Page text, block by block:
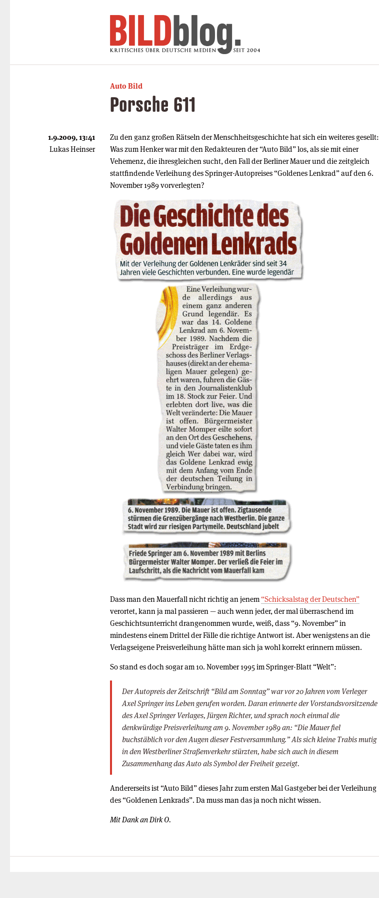
Auto Bild
Porsche 611
Zu den ganz großen Rätseln der Menschheitsgeschichte hat sich ein weiteres gesellt:
Was zum Henker war mit den Redakteuren der “Auto Bild” los, als sie mit einer
Vehemenz, die ihresgleichen sucht, den Fall der Berliner Mauer und die zeitgleich
stattfindende Verleihung des Springer-Autopreises “Goldenes Lenkrad” auf den 6.
November 1989 vorverlegten?
Dass man den Mauerfall nicht richtig an jenem “Schicksalstag der Deutschen”
verortet, kann ja mal passieren — auch wenn jeder, der mal überraschend im
Geschichtsunterricht drangenommen wurde, weiß, dass “9. November” in
mindestens einem Drittel der Fälle die richtige Antwort ist. Aber wenigstens an die
Verlagseigene Preisverleihung hätte man sich ja wohl korrekt erinnern müssen.
So stand es doch sogar am 10. November 1995 im Springer-Blatt “Welt”:
Der Autopreis der Zeitschrift “Bild am Sonntag” war vor 20 Jahren vom Verleger
Axel Springer ins Leben gerufen worden. Daran erinnerte der Vorstandsvorsitzende
des Axel Springer Verlages, Jürgen Richter, und sprach noch einmal die
denkwürdige Preisverleihung am 9. November 1989 an: “Die Mauer fiel
buchstäblich vor den Augen dieser Festversammlung.” Als sich kleine Trabis mutig
in den Westberliner Straßenverkehr stürzten, habe sich auch in diesem
Zusammenhang das Auto als Symbol der Freiheit gezeigt.
Andererseits ist “Auto Bild” dieses Jahr zum ersten Mal Gastgeber bei der Verleihung
des “Goldenen Lenkrads”. Da muss man das ja noch nicht wissen.
Mit Dank an Dirk O.
1.9.2009, 13:41
Lukas Heinser